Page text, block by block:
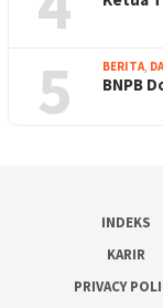
5 BERITA,
BNPB
INDEKS
KARIR
PRIVACY